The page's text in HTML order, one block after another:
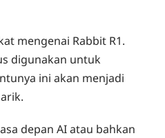
mengenai Rabbit R1.
digunakan untuk
ini akan menjadi
depan AI atau bahkan